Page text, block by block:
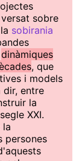
sobre
sobirania
dinàmiques
, que
i models
dir, entre
la
XXI.
la
persones